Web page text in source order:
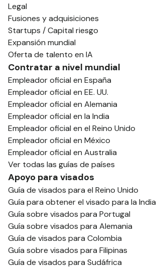
Legal
Fusiones y adquisiciones
Startups / Capital riesgo
Expansión mundial
Oferta de talento en IA
Contratar a nivel mundial
Empleador oficial en España
Empleador oficial en EE. UU.
Empleador oficial en Alemania
Empleador oficial en la India
Empleador oficial en el Reino Unido
Empleador oficial en México
Empleador oficial en Australia
Ver todas las guías de países
Apoyo para visados
Guía de visados para el Reino Unido
Guía para obtener el visado para la India
Guía sobre visados para Portugal
Guía sobre visados para Alemania
Guía de visados para Colombia
Guía sobre visados para Filipinas
Guía de visados para Sudáfrica